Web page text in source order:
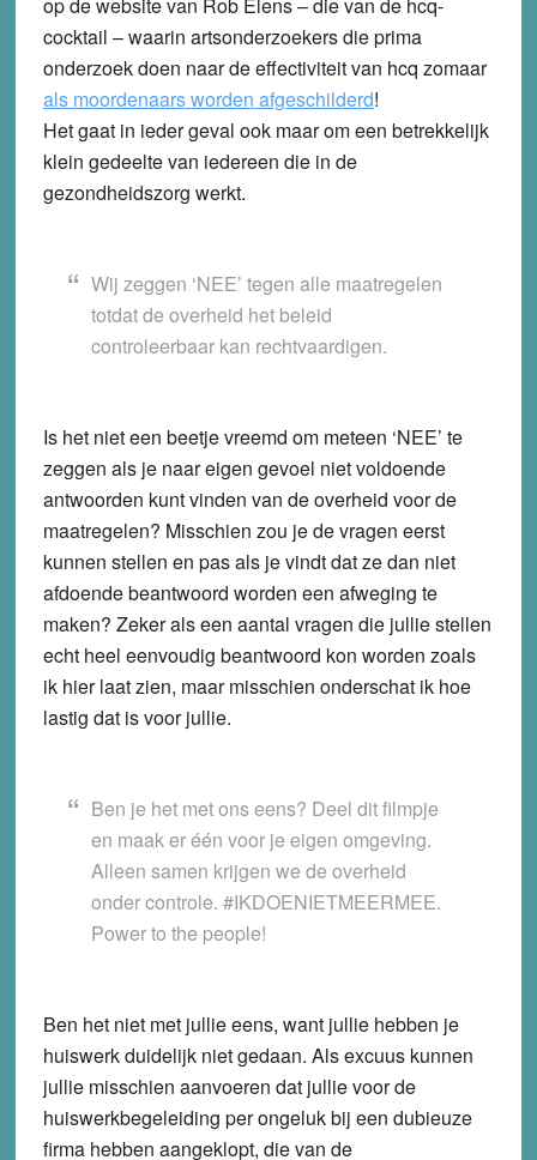
cocktail – waarin artsonderzoekers die prima
onderzoek doen naar de effectiviteit van hcq zomaar
als moordenaars worden afgeschilderd!
Het gaat in ieder geval ook maar om een betrekkelijk
klein gedeelte van iedereen die in de
gezondheidszorg werkt.
Wij zeggen ‘NEE’ tegen alle maatregelen
totdat de overheid het beleid
controleerbaar kan rechtvaardigen.
Is het niet een beetje vreemd om meteen ‘NEE’ te
zeggen als je naar eigen gevoel niet voldoende
antwoorden kunt vinden van de overheid voor de
maatregelen? Misschien zou je de vragen eerst
kunnen stellen en pas als je vindt dat ze dan niet
afdoende beantwoord worden een afweging te
maken? Zeker als een aantal vragen die jullie stellen
echt heel eenvoudig beantwoord kon worden zoals
ik hier laat zien, maar misschien onderschat ik hoe
lastig dat is voor jullie.
Ben je het met ons eens? Deel dit filmpje
en maak er één voor je eigen omgeving.
Alleen samen krijgen we de overheid
onder controle. #IKDOENIETMEERMEE.
Power to the people!
Ben het niet met jullie eens, want jullie hebben je
huiswerk duidelijk niet gedaan. Als excuus kunnen
jullie misschien aanvoeren dat jullie voor de
huiswerkbegeleiding per ongeluk bij een dubieuze
firma hebben aangeklopt, die van de